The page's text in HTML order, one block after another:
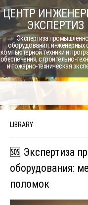
Skip
to
content
ЦЕНТР
ЭКСПЕРТИЗ
Экспертиза
оборудования, инженерных
компьютерной техники и
обеспечения, строительно-
и пожарно-техническая
LIBRARY
🆘 Экспертиза
оборудования:
поломок